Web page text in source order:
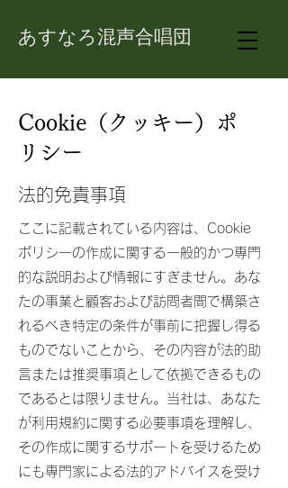
あすなろ混声合唱団
Cookie（クッキー）ポ
リシー
法的免責事項
ここに記載されている内容は、Cookie
ポリシーの作成に関する一般的かつ専門
的な説明および情報にすぎません。あな
たの事業と顧客および訪問者間で構築さ
れるべき特定の条件が事前に把握し得る
ものでないことから、その内容が法的助
言または推奨事項として依拠できるもの
であるとは限りません。当社は、あなた
が利用規約に関する必要事項を理解し、
その作成に関するサポートを受けるため
にも専門家による法的アドバイスを受け